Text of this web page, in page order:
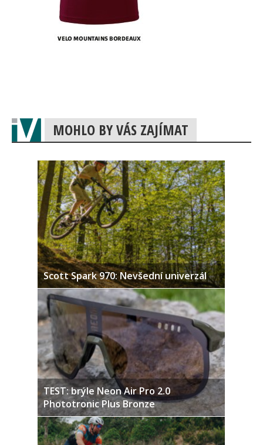
MOHLO BY VÁS ZAJÍMAT
Scott Spark 970: Nevšední univerzál
TEST: brýle Neon Air Pro 2.0
Phototronic Plus Bronze